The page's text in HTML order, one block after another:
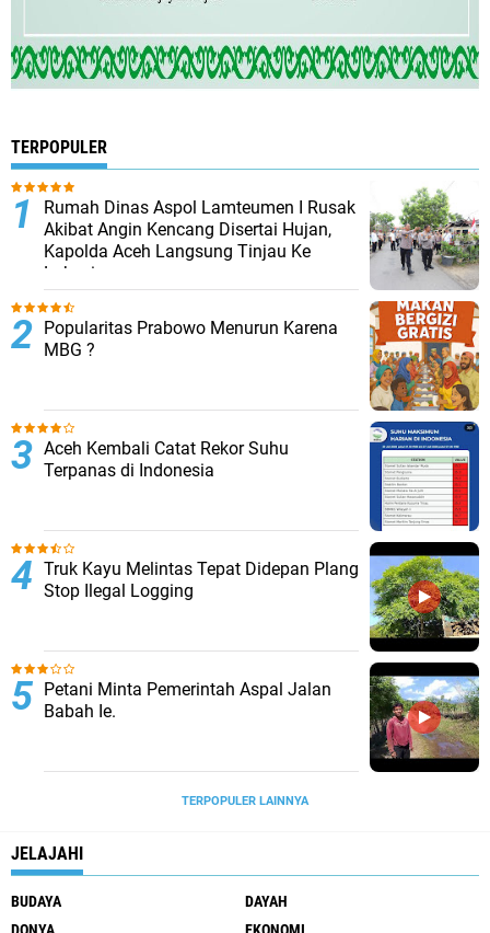
TERPOPULER
Rumah Dinas Aspol Lamteumen I Rusak
Akibat Angin Kencang Disertai Hujan,
Kapolda Aceh Langsung Tinjau Ke
Lokasi
Popularitas Prabowo Menurun Karena
MBG ?
Aceh Kembali Catat Rekor Suhu
Terpanas di Indonesia
Truk Kayu Melintas Tepat Didepan Plang
Stop Ilegal Logging
Petani Minta Pemerintah Aspal Jalan
Babah Ie.
TERPOPULER LAINNYA
JELAJAHI
BUDAYA
DAYAH